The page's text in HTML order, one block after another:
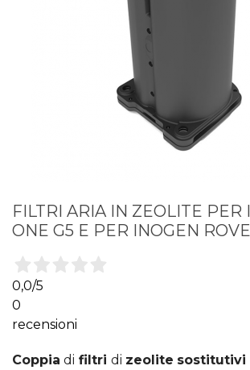
FILTRI ARIA IN ZEOLITE PER
ONE G5 E PER INOGEN
0,0/5
0
recensioni
Coppia di filtri di zeolite sostitutivi